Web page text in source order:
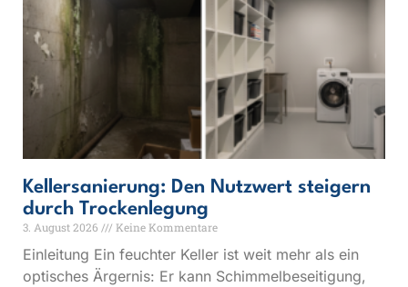
Kellersanierung: Den Nutzwert steigern
durch Trockenlegung
3. August 2026 Keine Kommentare
Einleitung Ein feuchter Keller ist weit mehr als ein
optisches Ärgernis: Er kann Schimmelbeseitigung,